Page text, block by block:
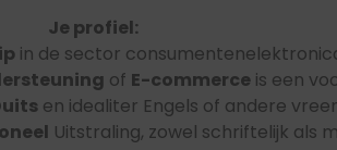
Je profiel:
in de sector
of E-commerce is een
en idealiter Engels of andere
Uitstraling, zowel schriftelijk als